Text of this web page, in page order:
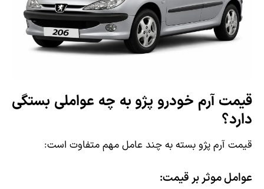
قیمت آرم خودرو پژو به چه عواملی بستگی
دارد؟
قیمت آرم پژو بسته به چند عامل مهم متفاوت است:
عوامل موثر بر قیمت: